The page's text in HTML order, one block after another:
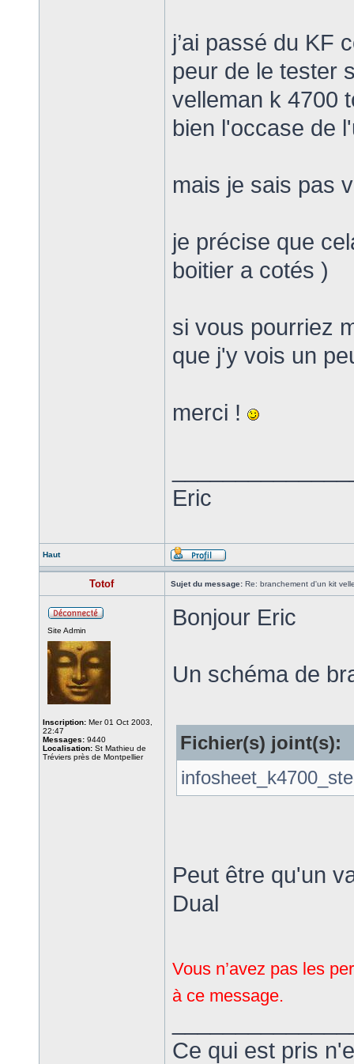
j’ai passé du KF
peur de le tester
velleman k 4700
bien l'occase de
mais je sais pas
je précise que
boitier a cotés )
si vous pourriez
que j'y vois un
merci !
Eric
Haut
Totof Sujet du message: Re: branchement d'un kit
Site Admin
Inscription: Mer 01 Oct 2003,
22:47
Messages: 9440
Localisation: St Mathieu de
Tréviers près de Montpellier
Bonjour Eric
Un schéma de
Fichier(s) joint(s):
Peut être qu'un
Dual
Vous n’avez pas les
à ce message.
Ce qui est pris